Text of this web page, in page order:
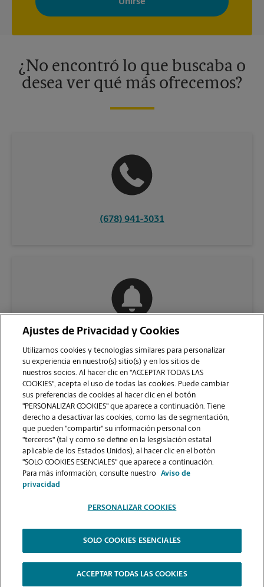
adaptados a sus intereses. Puede darse de baja en cualquier
momento. Para más información, consulte nuestra política de
¿No encontró lo que buscaba o
desea ver qué más ofrecemos?
(678) 941-3031
VER LA PÁGINA DE LA TIENDA
2026.
The UPS Store | Aviso de Privacidad | Términos de Uso del Sitio Web |
Contraste Alto
Ajustes de Privacidad y Cookies
Utilizamos cookies y tecnologías similares para personalizar
su experiencia en nuestro(s) sitio(s) y en los sitios de
nuestros socios. Al hacer clic en "ACCEPTAR TODAS LAS
COOKIES", acepta el uso de todas las cookies. Puede cambiar
sus preferencias de cookies al hacer clic en el botón
"PERSONALIZAR COOKIES" que aparece a continuación. Tiene
derecho a desactivar las cookies, como las de segmentación,
que pueden "compartir" su información personal con
"terceros" (tal y como se define en la lesgislación estatal
aplicable de los Estados Unidos), al hacer clic en el botón
"SOLO COOKIES ESENCIALES" que aparece a continuación.
Para más información, consulte nuestro
Aviso de
privacidad
PERSONALIZAR COOKIES
SOLO COOKIES ESENCIALES
ACCEPTAR TODAS LAS COOKIES